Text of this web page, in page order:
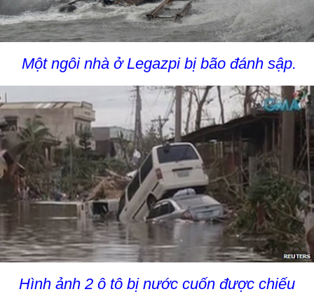
Một ngôi nhà ở Legazpi bị bão đánh sập.
Hình ảnh 2 ô tô bị nước cuốn được chiếu